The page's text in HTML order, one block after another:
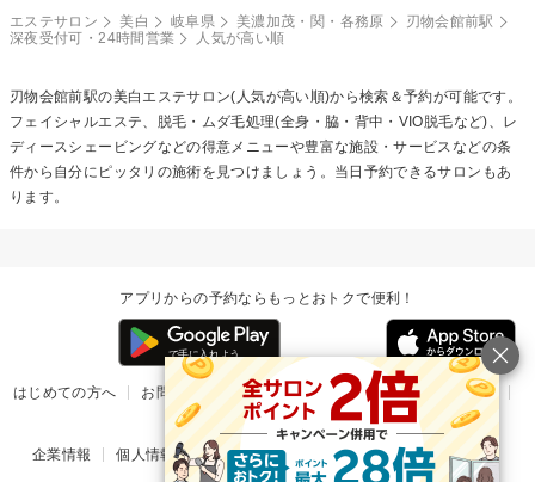
エステサロン 美白 岐阜県 美濃加茂・関・各務原
刃物会館前駅
深夜受付可・24時間営業
人気が高い順
刃物会館前駅の美白エステサロン(人気が高い順)から検索＆予約が可能です。
フェイシャルエステ、脱毛・ムダ毛処理(全身・脇・背中・VIO脱毛など)、レ
ディースシェービングなどの得意メニューや豊富な施設・サービスなどの条
件から自分にピッタリの施術を見つけましょう。当日予約できるサロンもあ
ります。
アプリからの予約ならもっとおトクで便利！
はじめての方へ お問い合わせ ヘルプ リリース情報
利用規約
掲載ご希望のサロン様
企業情報 個人情報保護方針 楽天のサービス一覧 アプリ一覧